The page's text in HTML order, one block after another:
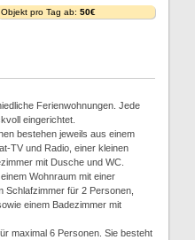
Objekt pro Tag ab: 50€
Ferienwohnungen. Jede
eingerichtet.
bestehen jeweils aus einem
TV und Radio, einer kleinen
mit Dusche und WC.
Wohnraum mit einer
Schlafzimmer für 2 Personen,
einem Badezimmer mit
maximal 6 Personen. Sie besteht